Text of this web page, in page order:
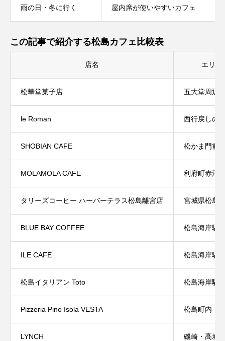
雨の日・冬に行く 屋内席が使いやすいカフェ
この記事で紹介する松島カフェ比較表
店名 エリア
松華堂菓子店 五大堂周辺
le Roman 西行戻しの
SHOBIAN CAFE 松かま門前
MOLAMOLA CAFE 利府町赤沼
タリーズコーヒー ハーバーテラス松島離宮店 宮城県松島
BLUE BAY COFFEE 松島海岸駅
ILE CAFE 松島海岸駅
松島イタリアン Toto 松島海岸駅
Pizzeria Pino Isola VESTA 松島町内
LYNCH 磯崎・高城